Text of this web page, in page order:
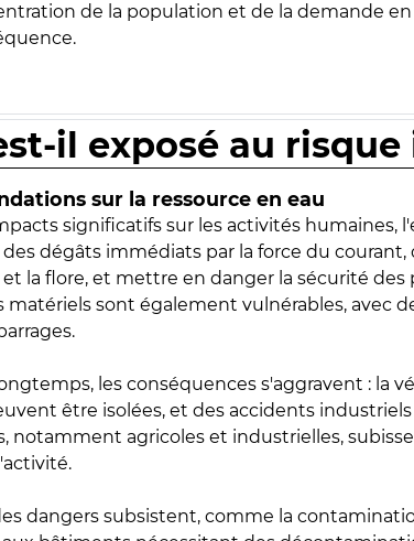
de la population et de la demande
il exposé au
sur la ressource en eau
significatifs sur les activités humaines,
dégâts immédiats par la force du
la flore, et mettre en danger la sécurité des
sont également vulnérables, avec
les conséquences s'aggravent : la
être isolées, et des accidents
notamment agricoles et industrielles,
dangers subsistent, comme la